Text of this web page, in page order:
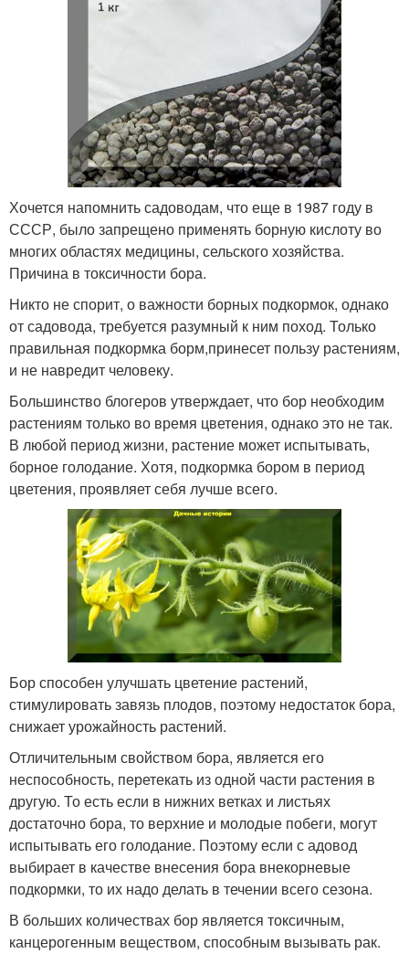
Хочется напомнить садоводам, что еще в 1987 году в
СССР, было запрещено применять борную кислоту во
многих областях медицины, сельского хозяйства.
Причина в токсичности бора.
Никто не спорит, о важности борных подкормок, однако
от садовода, требуется разумный к ним поход. Только
правильная подкормка борм,принесет пользу растениям,
и не навредит человеку.
Большинство блогеров утверждает, что бор необходим
растениям только во время цветения, однако это не так.
В любой период жизни, растение может испытывать,
борное голодание. Хотя, подкормка бором в период
цветения, проявляет себя лучше всего.
Бор способен улучшать цветение растений,
стимулировать завязь плодов, поэтому недостаток бора,
снижает урожайность растений.
Отличительным свойством бора, является его
неспособность, перетекать из одной части растения в
другую. То есть если в нижних ветках и листьях
достаточно бора, то верхние и молодые побеги, могут
испытывать его голодание. Поэтому если с адовод
выбирает в качестве внесения бора внекорневые
подкормки, то их надо делать в течении всего сезона.
В больших количествах бор является токсичным,
канцерогенным веществом, способным вызывать рак.